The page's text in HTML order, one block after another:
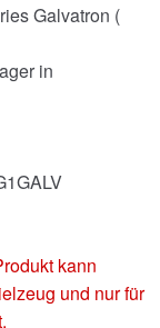
Galvatron (
in
kann
und nur für